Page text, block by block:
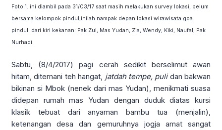
Foto 1. ini diambil pada 31/03/17 saat masih melakukan survey lokasi, belum
bersama kelompok pindul,inilah nampak depan lokasi wirawisata goa
pindul. dari kiri kekanan: Pak Zul, Mas Yudan, Zia, Wendy, Kiki, Naufal, Pak
Nurhadi.
Sabtu, (8/4/2017) pagi cerah sedikit berselimut awan
hitam, ditemani teh hangat, jatdah tempe, pulidan bakwan
bikinan si Mbok (nenek dari mas Yudan), menikmati suasa
didepan rumah mas Yudan dengan duduk diatas kursi
klasik tebuat dari anyaman bambu tua (menjalin),
ketenangan desa dan gemuruhnya jogja amat sangat